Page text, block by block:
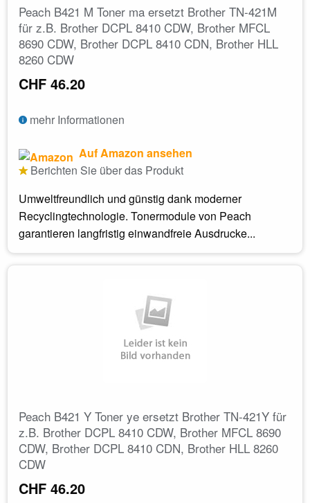
Peach B421 M Toner ma ersetzt Brother TN-421M
für z.B. Brother DCPL 8410 CDW, Brother MFCL
8690 CDW, Brother DCPL 8410 CDN, Brother HLL
8260 CDW
CHF 46.20
mehr Informationen
Auf Amazon ansehen
Berichten Sie über das Produkt
Umweltfreundlich und günstig dank moderner
Recyclingtechnologie. Tonermodule von Peach
garantieren langfristig einwandfreie Ausdrucke...
Peach B421 Y Toner ye ersetzt Brother TN-421Y für
z.B. Brother DCPL 8410 CDW, Brother MFCL 8690
CDW, Brother DCPL 8410 CDN, Brother HLL 8260
CDW
CHF 46.20